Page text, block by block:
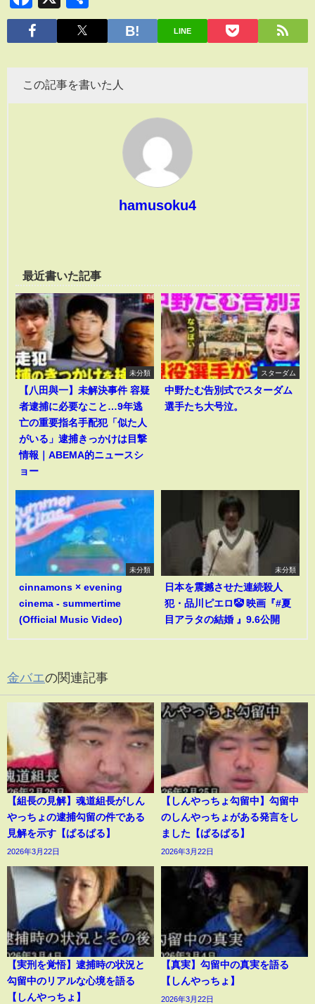
有
LINE
この記事を書いた人
hamusoku4
最近書いた記事
未分類
【八田與一】未解決事件 容疑
者逮捕に必要なこと…9年逃
亡の重要指名手配犯「似た人
がいる」逮捕きっかけは目撃
情報｜ABEMA的ニュースシ
ョー
スターダム
中野たむ告別式でスターダム
選手たち大号泣。
未分類
cinnamons × evening
cinema - summertime
(Official Music Video)
未分類
日本を震撼させた連続殺人
犯・品川ピエロ🤡 映画『#夏
目アラタの結婚 』9.6公開
金バエの関連記事
【組長の見解】魂道組長がしん
やっちょの逮捕勾留の件である
見解を示す【ぱるぱる】
2026年3月22日
【しんやっちょ勾留中】勾留中
のしんやっちょがある発言をし
ました【ぱるぱる】
2026年3月22日
【実刑を覚悟】逮捕時の状況と
勾留中のリアルな心境を語る
【しんやっちょ】
【真実】勾留中の真実を語る
【しんやっちょ】
2026年3月22日